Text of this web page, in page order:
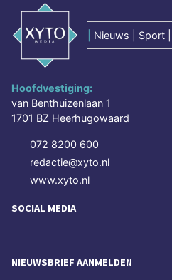
Nieuws | Sport
Hoofdvestiging:
van Benthuizenlaan 1
1701 BZ Heerhugowaard
072 8200 600
redactie@xyto.nl
www.xyto.nl
SOCIAL MEDIA
NIEUWSBRIEF AANMELDEN